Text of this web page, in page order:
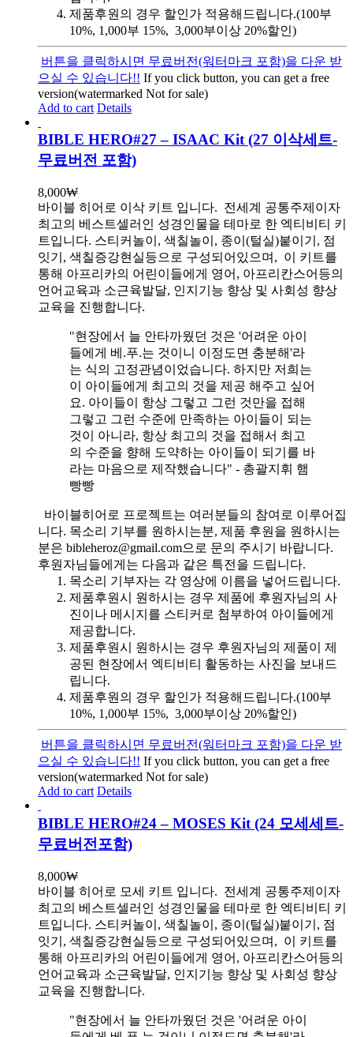
제품후원의 경우 할인가 적용해드립니다.(100부
10%, 1,000부 15%, 3,000부이상 20%할인)
버튼을 클릭하시면 무료버전(워터마크 포함)을 다운 받
으실 수 있습니다!! If you click button, you can get a free
version(watermarked Not for sale)
Add to cart Details
BIBLE HERO#27 – ISAAC Kit (27 이삭세트-
무료버전 포함)
8,000₩
바이블 히어로 이삭 키트 입니다. 전세계 공통주제이자
최고의 베스트셀러인 성경인물을 테마로 한 엑티비티 키
트입니다. 스티커놀이, 색칠놀이, 종이(털실)붙이기, 점
잇기, 색칠증강현실등으로 구성되어있으며, 이 키트를
통해 아프리카의 어린이들에게 영어, 아프리칸스어등의
언어교육과 소근육발달, 인지기능 향상 및 사회성 향상
교육을 진행합니다.
"현장에서 늘 안타까웠던 것은 '어려운 아이
들에게 베.푸.는 것이니 이정도면 충분해'라
는 식의 고정관념이었습니다. 하지만 저희는
이 아이들에게 최고의 것을 제공 해주고 싶어
요. 아이들이 항상 그렇고 그런 것만을 접해
그렇고 그런 수준에 만족하는 아이들이 되는
것이 아니라, 항상 최고의 것을 접해서 최고
의 수준을 향해 도약하는 아이들이 되기를 바
라는 마음으로 제작했습니다" - 총괄지휘 햄
빵빵
바이블히어로 프로젝트는 여러분들의 참여로 이루어집
니다. 목소리 기부를 원하시는분, 제품 후원을 원하시는
분은 bibleheroz@gmail.com으로 문의 주시기 바랍니다.
후원자님들에게는 다음과 같은 특전을 드립니다.
목소리 기부자는 각 영상에 이름을 넣어드립니다.
제품후원시 원하시는 경우 제품에 후원자님의 사
진이나 메시지를 스티커로 첨부하여 아이들에게
제공합니다.
제품후원시 원하시는 경우 후원자님의 제품이 제
공된 현장에서 엑티비티 활동하는 사진을 보내드
립니다.
제품후원의 경우 할인가 적용해드립니다.(100부
10%, 1,000부 15%, 3,000부이상 20%할인)
버튼을 클릭하시면 무료버전(워터마크 포함)을 다운 받
으실 수 있습니다!! If you click button, you can get a free
version(watermarked Not for sale)
Add to cart Details
BIBLE HERO#24 – MOSES Kit (24 모세세트-
무료버전포함)
8,000₩
바이블 히어로 모세 키트 입니다. 전세계 공통주제이자
최고의 베스트셀러인 성경인물을 테마로 한 엑티비티 키
트입니다. 스티커놀이, 색칠놀이, 종이(털실)붙이기, 점
잇기, 색칠증강현실등으로 구성되어있으며, 이 키트를
통해 아프리카의 어린이들에게 영어, 아프리칸스어등의
언어교육과 소근육발달, 인지기능 향상 및 사회성 향상
교육을 진행합니다.
"현장에서 늘 안타까웠던 것은 '어려운 아이